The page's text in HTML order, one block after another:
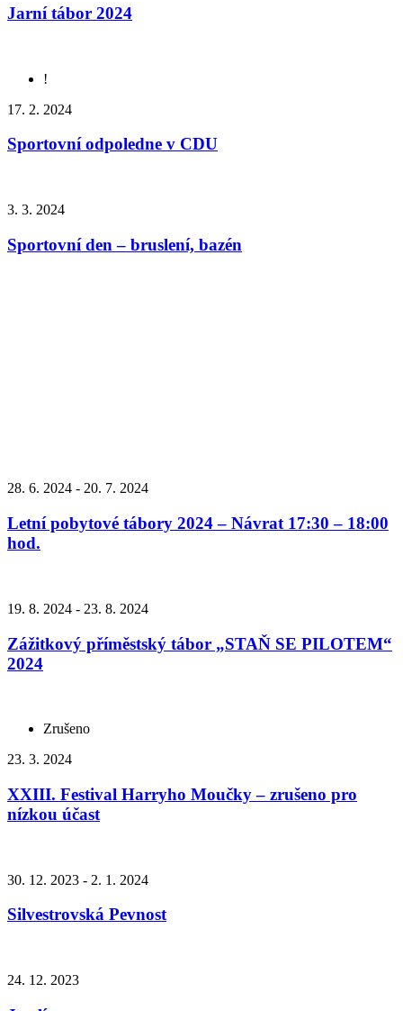
Jarní tábor 2024
!
17. 2. 2024
Sportovní odpoledne v CDU
3. 3. 2024
Sportovní den – bruslení, bazén
28. 6. 2024 - 20. 7. 2024
Letní pobytové tábory 2024 – Návrat 17:30 – 18:00
hod.
19. 8. 2024 - 23. 8. 2024
Zážitkový příměstský tábor „STAŇ SE PILOTEM“
2024
Zrušeno
23. 3. 2024
XXIII. Festival Harryho Moučky – zrušeno pro
nízkou účast
30. 12. 2023 - 2. 1. 2024
Silvestrovská Pevnost
24. 12. 2023